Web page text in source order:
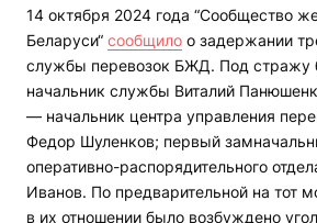
14 октября 2024 года “Сообщество
Беларуси“ сообщило о задержании
службы перевозок БЖД. Под стражу
начальник службы Виталий
— начальник центра управления
Федор Шуленков; первый
оперативно-распорядительного
Иванов. По предварительной на тот
в их отношении было возбуждено